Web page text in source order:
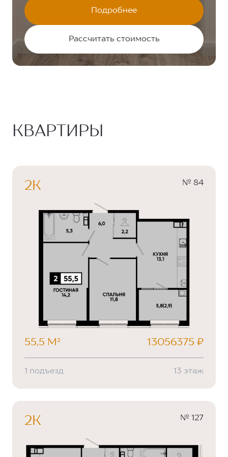
Подробнее
Рассчитать стоимость
КВАРТИРЫ
2К № 84
55,5 М² 13056375 ₽
1 подъезд 13 этаж
2К № 127